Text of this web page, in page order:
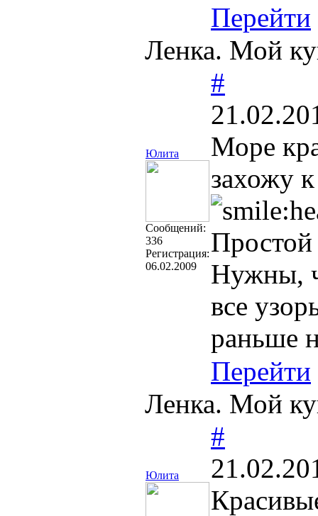
Перейти
Ленка. Мой
Юлита
Cообщений:
336
Регистрация:
06.02.2009
#
Море
захожу
Простой
Нужны,
все
раньше
Перейти
Ленка. Мой
Юлита
#